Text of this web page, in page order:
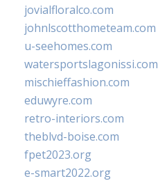
jovialfloralco.com
johnlscotthometeam.com
u-seehomes.com
watersportslagonissi.com
mischieffashion.com
eduwyre.com
retro-interiors.com
theblvd-boise.com
fpet2023.org
e-smart2022.org